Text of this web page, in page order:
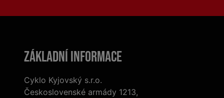
Základní informace
Cyklo Kyjovský s.r.o.
Československé armády 1213,